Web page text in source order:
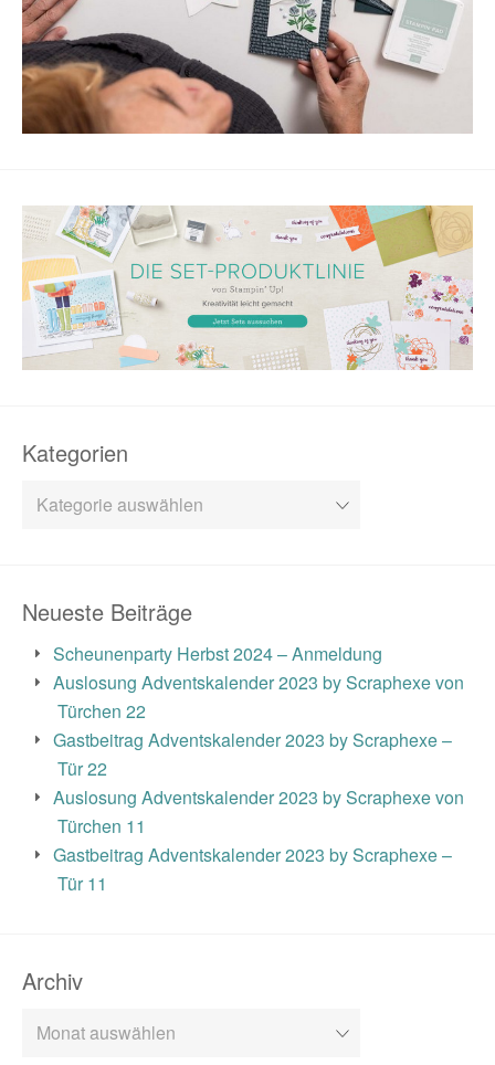
Kategorien
Kategorien
Neueste Beiträge
Scheunenparty Herbst 2024 – Anmeldung
Auslosung Adventskalender 2023 by Scraphexe von
Türchen 22
Gastbeitrag Adventskalender 2023 by Scraphexe –
Tür 22
Auslosung Adventskalender 2023 by Scraphexe von
Türchen 11
Gastbeitrag Adventskalender 2023 by Scraphexe –
Tür 11
Archiv
Archiv